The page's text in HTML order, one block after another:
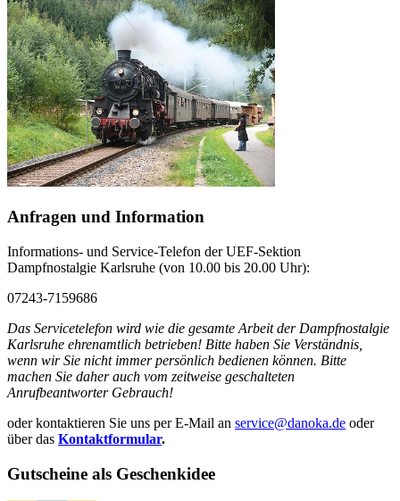
Anfragen und Information
Informations- und Service-Telefon der UEF-Sektion
Dampfnostalgie Karlsruhe (von 10.00 bis 20.00 Uhr):
07243-7159686
Das Servicetelefon wird wie die gesamte Arbeit der Dampfnostalgie
Karlsruhe ehrenamtlich betrieben! Bitte haben Sie Verständnis,
wenn wir Sie nicht immer persönlich bedienen können. Bitte
machen Sie daher auch vom zeitweise geschalteten
Anrufbeantworter Gebrauch!
oder kontaktieren Sie uns per E-Mail an service@danoka.de oder
über das Kontaktformular.
Gutscheine als Geschenkidee